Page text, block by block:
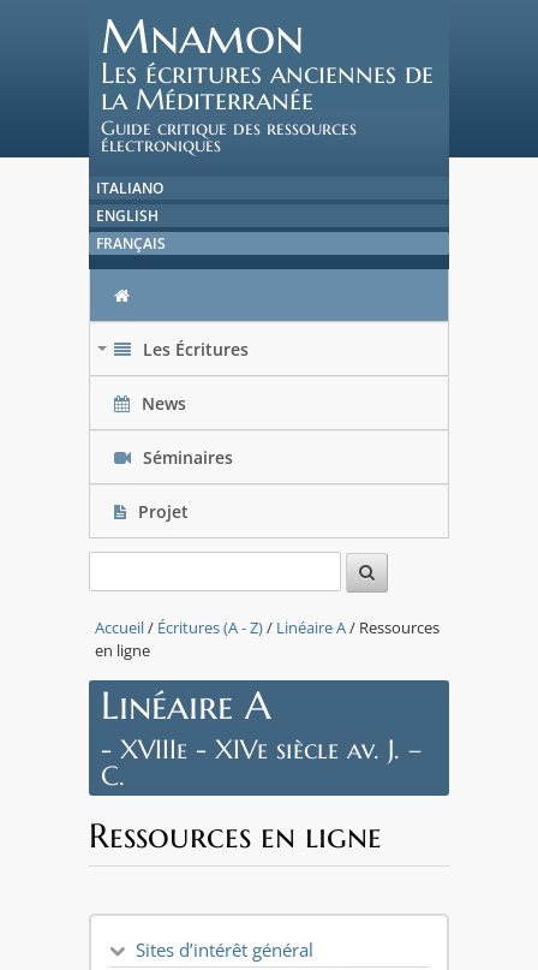
Mnamon
Les écritures anciennes de
la Méditerranée
Guide critique des ressources
électroniques
ITALIANO
ENGLISH
FRANÇAIS
Les Écritures
News
Séminaires
Projet
Accueil/ Écritures (A - Z)/ Linéaire A/ Ressources
en ligne
Linéaire A
- XVIIIe - XIVe siècle av. J. –
C.
Ressources en ligne
Sites d’intérêt général